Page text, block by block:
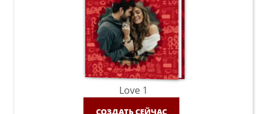
Love 1
СОЗДАТЬ СЕЙЧАС